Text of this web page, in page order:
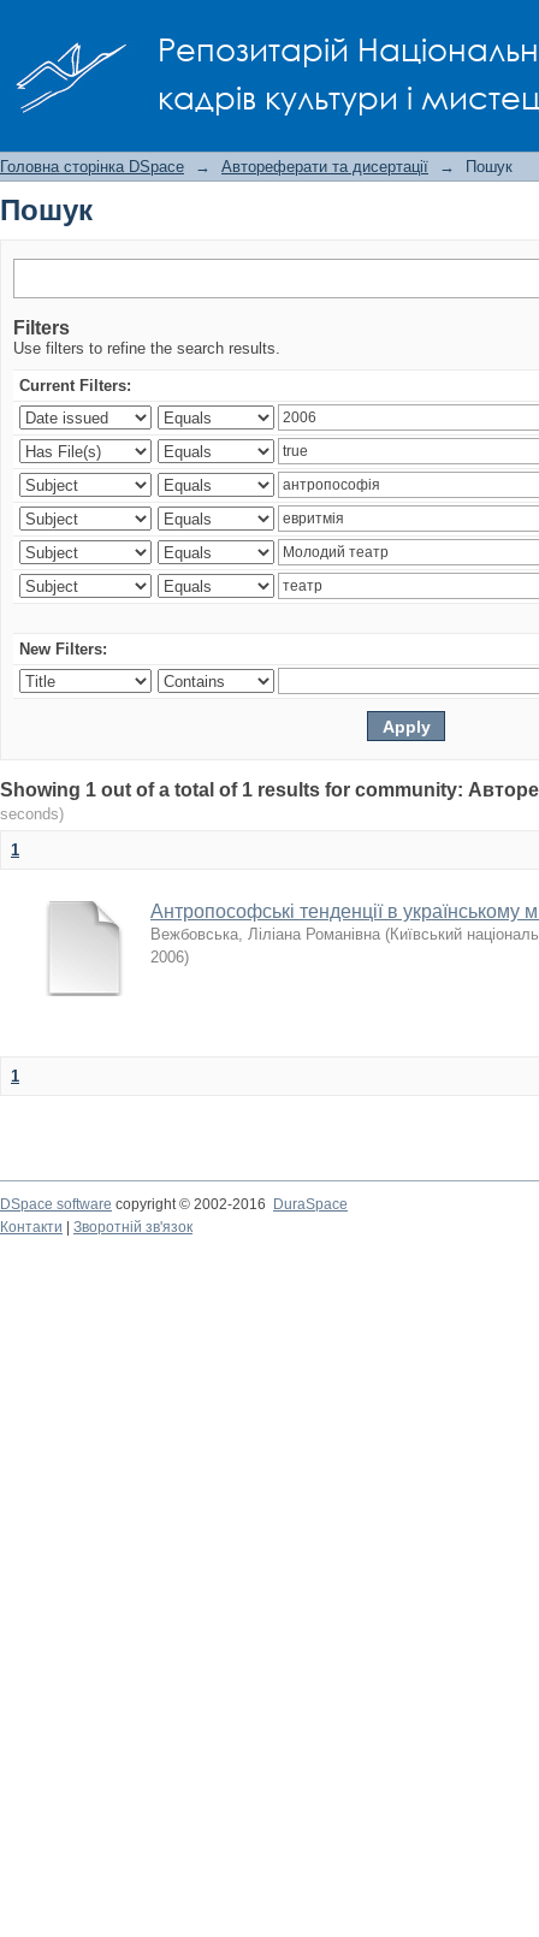
Репозитарій
кадрів культури і
Головна сторінка DSpace → Автореферати та дисертації → Пошук
Пошук
Filters
Use filters to refine the search results.
Current Filters:
New Filters:
Showing 1 out of a total of 1 results for community:
seconds)
1
Антропософські тенденції в українському
Вежбовська, Ліліана Романівна (Київський
2006)
1
DSpace software copyright © 2002-2016
DuraSpace
Контакти
Зворотній зв'язок